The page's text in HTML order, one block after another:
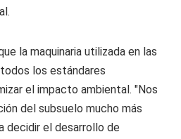
la maquinaria utilizada en las
los estándares
el impacto ambiental. "Nos
del subsuelo mucho más
decidir el desarrollo de